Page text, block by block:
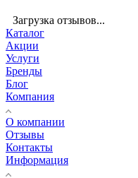
Загрузка отзывов...
Каталог
Акции
Услуги
Бренды
Блог
Компания
О компании
Отзывы
Контакты
Информация